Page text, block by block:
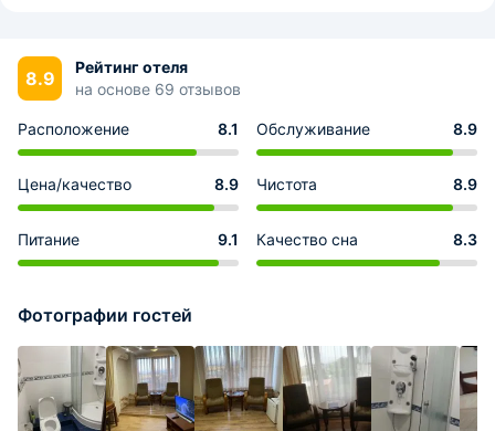
8.9
Рейтинг отеля
на основе 69 отзывов
Расположение 8.1 Обслуживание 8.9
Цена/качество 8.9 Чистота 8.9
Питание 9.1 Качество сна 8.3
Фотографии гостей